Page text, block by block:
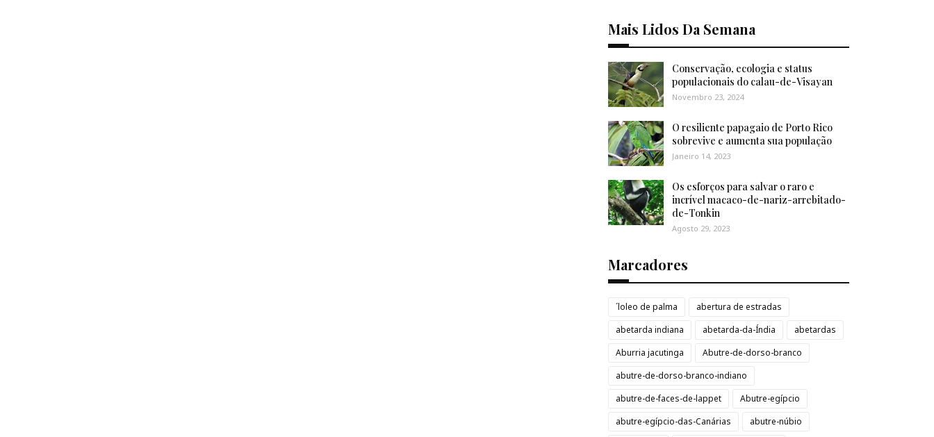
Mais Lidos Da Semana
Conservação, ecologia e status
populacionais do calau-de-Visayan
Novembro 23, 2024
O resiliente papagaio de Porto Rico
sobrevive e aumenta sua população
Janeiro 14, 2023
Os esforços para salvar o raro e
incrível macaco-de-nariz-arrebitado-
de-Tonkin
Agosto 29, 2023
Marcadores
´loleo de palma
abertura de estradas
abetarda indiana
abetarda-da-Índia
abetardas
Aburria jacutinga
Abutre-de-dorso-branco
abutre-de-dorso-branco-indiano
abutre-de-faces-de-lappet
Abutre-egípcio
abutre-egípcio-das-Canárias
abutre-núbio